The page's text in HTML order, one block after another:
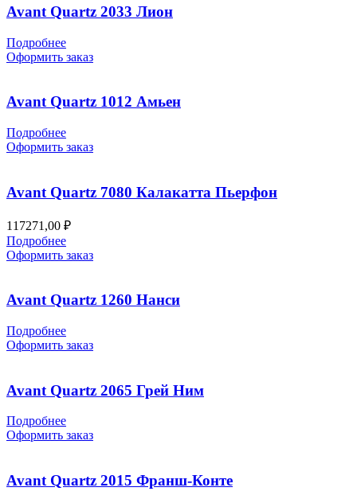
Avant Quartz 2033 Лион
Подробнее
Оформить заказ
Avant Quartz 1012 Амьен
Подробнее
Оформить заказ
Avant Quartz 7080 Калакатта Пьерфон
117271,00 ₽
Подробнее
Оформить заказ
Avant Quartz 1260 Нанси
Подробнее
Оформить заказ
Avant Quartz 2065 Грей Ним
Подробнее
Оформить заказ
Avant Quartz 2015 Франш-Конте